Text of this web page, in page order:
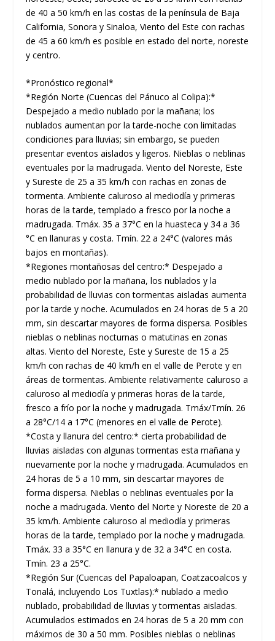
de 40 a 50 km/h en las costas de la península de Baja
California, Sonora y Sinaloa, Viento del Este con rachas
de 45 a 60 km/h es posible en estado del norte, noreste
y centro.
*Pronóstico regional*
*Región Norte (Cuencas del Pánuco al Colipa):*
Despejado a medio nublado por la mañana; los
nublados aumentan por la tarde-noche con limitadas
condiciones para lluvias; sin embargo, se pueden
presentar eventos aislados y ligeros. Nieblas o neblinas
eventuales por la madrugada. Viento del Noreste, Este
y Sureste de 25 a 35 km/h con rachas en zonas de
tormenta. Ambiente caluroso al mediodía y primeras
horas de la tarde, templado a fresco por la noche a
madrugada. Tmáx. 35 a 37°C en la huasteca y 34 a 36
°C en llanuras y costa. Tmín. 22 a 24°C (valores más
bajos en montañas).
*Regiones montañosas del centro:* Despejado a
medio nublado por la mañana, los nublados y la
probabilidad de lluvias con tormentas aisladas aumenta
por la tarde y noche. Acumulados en 24 horas de 5 a 20
mm, sin descartar mayores de forma dispersa. Posibles
nieblas o neblinas nocturnas o matutinas en zonas
altas. Viento del Noreste, Este y Sureste de 15 a 25
km/h con rachas de 40 km/h en el valle de Perote y en
áreas de tormentas. Ambiente relativamente caluroso a
caluroso al mediodía y primeras horas de la tarde,
fresco a frío por la noche y madrugada. Tmáx/Tmín. 26
a 28°C/14 a 17°C (menores en el valle de Perote).
*Costa y llanura del centro:* cierta probabilidad de
lluvias aisladas con algunas tormentas esta mañana y
nuevamente por la noche y madrugada. Acumulados en
24 horas de 5 a 10 mm, sin descartar mayores de
forma dispersa. Nieblas o neblinas eventuales por la
noche a madrugada. Viento del Norte y Noreste de 20 a
35 km/h. Ambiente caluroso al mediodía y primeras
horas de la tarde, templado por la noche y madrugada.
Tmáx. 33 a 35°C en llanura y de 32 a 34°C en costa.
Tmín. 23 a 25°C.
*Región Sur (Cuencas del Papaloapan, Coatzacoalcos y
Tonalá, incluyendo Los Tuxtlas):* nublado a medio
nublado, probabilidad de lluvias y tormentas aisladas.
Acumulados estimados en 24 horas de 5 a 20 mm con
máximos de 30 a 50 mm. Posibles nieblas o neblinas